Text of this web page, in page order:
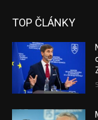
TOP ČLÁNKY